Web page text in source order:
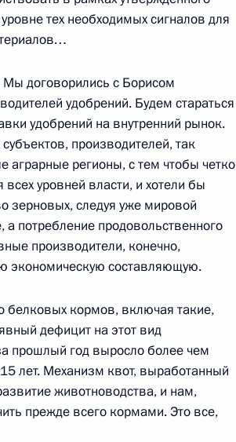
церкви
Года
Рады
тех необходимых сигналов для
договорились с Борисом
удобрений. Будем стараться
удобрений на внутренний рынок.
производителей, так
регионы, с тем чтобы четко
уровней власти, и хотели бы
зерновых, следуя уже мировой
потребление продовольственного
производители, конечно,
экономическую составляющую.
белковых кормов, включая такие,
дефицит на этот вид
прошлый год выросло более чем
лет. Механизм квот, выработанный
животноводства, и нам,
прежде всего кормами. Это все,